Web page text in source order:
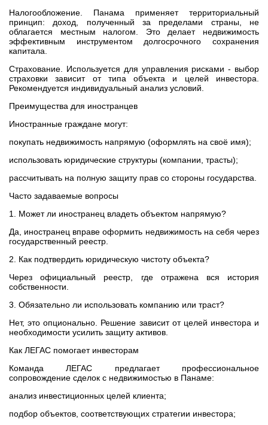
Налогообложение. Панама применяет территориальный
принцип: доход, полученный за пределами страны, не
облагается местным налогом. Это делает недвижимость
эффективным инструментом долгосрочного сохранения
капитала.
Страхование. Используется для управления рисками - выбор
страховки зависит от типа объекта и целей инвестора.
Рекомендуется индивидуальный анализ условий.
Преимущества для иностранцев
Иностранные граждане могут:
покупать недвижимость напрямую (оформлять на своё имя);
использовать юридические структуры (компании, трасты);
рассчитывать на полную защиту прав со стороны государства.
Часто задаваемые вопросы
1. Может ли иностранец владеть объектом напрямую?
Да, иностранец вправе оформить недвижимость на себя через
государственный реестр.
2. Как подтвердить юридическую чистоту объекта?
Через официальный реестр, где отражена вся история
собственности.
3. Обязательно ли использовать компанию или траст?
Нет, это опционально. Решение зависит от целей инвестора и
необходимости усилить защиту активов.
Как ЛЕГАС помогает инвесторам
Команда ЛЕГАС предлагает профессиональное
сопровождение сделок с недвижимостью в Панаме:
анализ инвестиционных целей клиента;
подбор объектов, соответствующих стратегии инвестора;